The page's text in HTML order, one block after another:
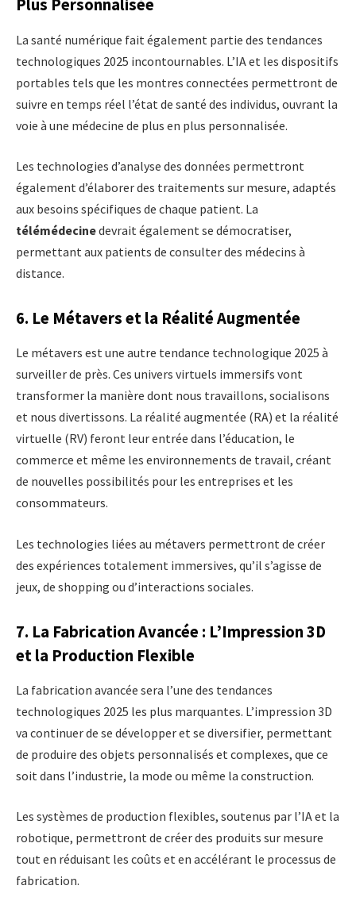
Plus Personnalisée
La santé numérique fait également partie des tendances
technologiques 2025 incontournables. L’IA et les dispositifs
portables tels que les montres connectées permettront de
suivre en temps réel l’état de santé des individus, ouvrant la
voie à une médecine de plus en plus personnalisée.
Les technologies d’analyse des données permettront
également d’élaborer des traitements sur mesure, adaptés
aux besoins spécifiques de chaque patient. La
télémédecinedevrait également se démocratiser,
permettant aux patients de consulter des médecins à
distance.
6. Le Métavers et la Réalité Augmentée
Le métavers est une autre tendance technologique 2025 à
surveiller de près. Ces univers virtuels immersifs vont
transformer la manière dont nous travaillons, socialisons
et nous divertissons. La réalité augmentée (RA) et la réalité
virtuelle (RV) feront leur entrée dans l’éducation, le
commerce et même les environnements de travail, créant
de nouvelles possibilités pour les entreprises et les
consommateurs.
Les technologies liées au métavers permettront de créer
des expériences totalement immersives, qu’il s’agisse de
jeux, de shopping ou d’interactions sociales.
7. La Fabrication Avancée : L’Impression 3D
et la Production Flexible
La fabrication avancée sera l’une des tendances
technologiques 2025 les plus marquantes. L’impression 3D
va continuer de se développer et se diversifier, permettant
de produire des objets personnalisés et complexes, que ce
soit dans l’industrie, la mode ou même la construction.
Les systèmes de production flexibles, soutenus par l’IA et la
robotique, permettront de créer des produits sur mesure
tout en réduisant les coûts et en accélérant le processus de
fabrication.